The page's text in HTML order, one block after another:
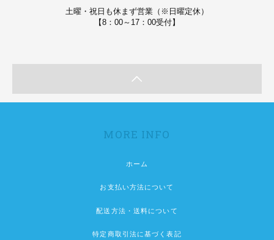
土曜・祝日も休まず営業（※日曜定休）
【8：00～17：00受付】
MORE INFO
ホーム
お支払い方法について
配送方法・送料について
特定商取引法に基づく表記